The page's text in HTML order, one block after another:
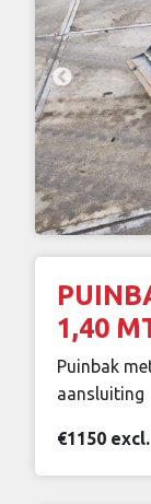
1,40
Puinbak
aansluiting
€1150